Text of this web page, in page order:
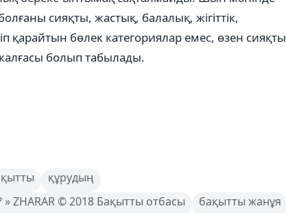
сияқты, жастық, балалық, жігіттік,
қарайтын бөлек категориялар емес, өзен сияқты
болып табылады.
құрудың
ZHARAR © 2018 Бақытты отбасы
бақытты жанұя